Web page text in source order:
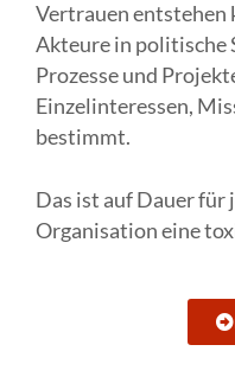
Vertrauen entstehen
Akteure in politische
Prozesse und
Einzelinteressen,
bestimmt.
Das ist auf Dauer für
Organisation eine